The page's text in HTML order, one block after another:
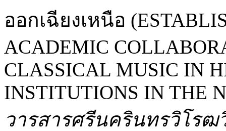
ออกเฉียงเหนือ
ACADEMIC
CLASSICAL MUSIC IN
INSTITUTIONS IN THE
วารสารศรีนครินทรวิโร